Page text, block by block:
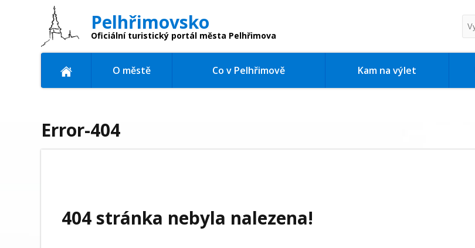
Pelhřimovsko
Oficiální turistický portál města Pelhřimova
O městě Co v Pelhřimově Kam na výlet
Error-404
404 stránka nebyla nalezena!